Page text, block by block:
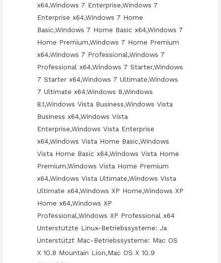
x64,Windows 7 Enterprise,Windows 7
Enterprise x64,Windows 7 Home
Basic,Windows 7 Home Basic x64,Windows 7
Home Premium,Windows 7 Home Premium
x64,Windows 7 Professional,Windows 7
Professional x64,Windows 7 Starter,Windows
7 Starter x64,Windows 7 Ultimate,Windows
7 Ultimate x64,Windows 8,Windows
8.1,Windows Vista Business,Windows Vista
Business x64,Windows Vista
Enterprise,Windows Vista Enterprise
x64,Windows Vista Home Basic,Windows
Vista Home Basic x64,Windows Vista Home
Premium,Windows Vista Home Premium
x64,Windows Vista Ultimate,Windows Vista
Ultimate x64,Windows XP Home,Windows XP
Home x64,Windows XP
Professional,Windows XP Professional x64
Unterstützte Linux-Betriebssysteme: Ja
Unterstützt Mac-Betriebssysteme: Mac OS
X 10.8 Mountain Lion,Mac OS X 10.9